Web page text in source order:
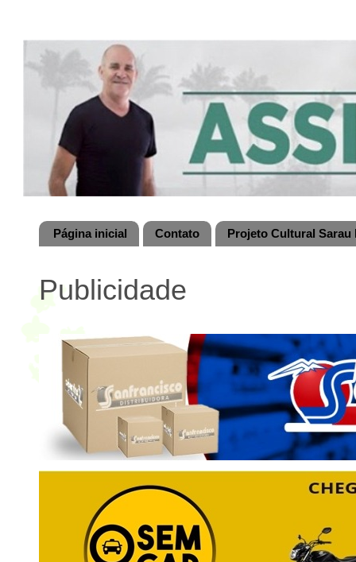
Página inicial Contato Projeto Cultural
Publicidade